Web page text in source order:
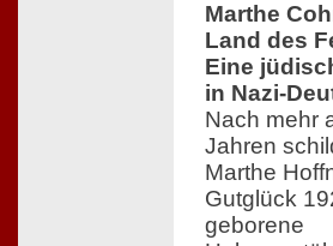
Marthe
Land des
Eine
in Nazi-
Nach mehr
Jahren
Marthe
Gutglück
geborene